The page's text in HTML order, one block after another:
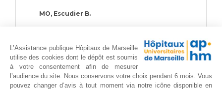
MO, Escudier B.
7. doi: 10.1016/j.eururo.2021.06.009
Stereotactic Body Radiotherapy for Frail
L’Assistance publique Hôpitaux de Marseille
utilise des cookies dont le dépôt est soumis
à votre consentement afin de mesurer
l’audience du site. Nous conservons votre choix pendant 6 mois. Vous
pouvez changer d’avis à tout moment via notre icône disponible en